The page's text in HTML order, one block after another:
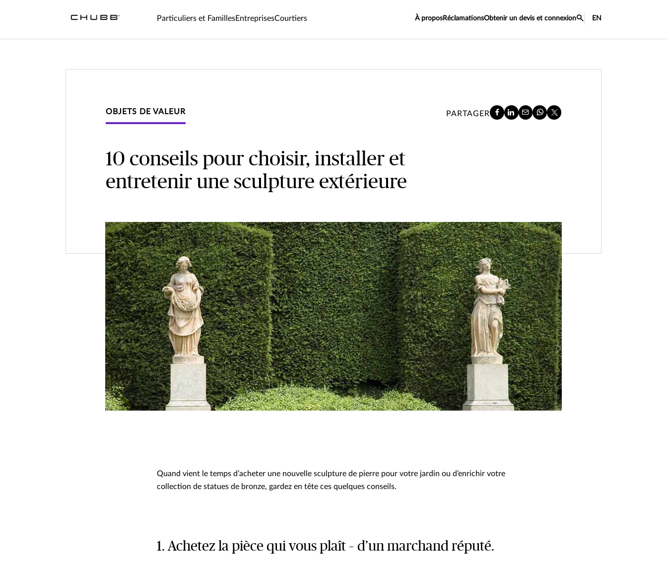
Particuliers et FamillesEntreprisesCourtiers À propos RéclamationsObtenir un devis et connexion EN
OBJETS DE VALEUR PARTAGER
10 conseils pour choisir, installer et
entretenir une sculpture extérieure
Quand vient le temps d’acheter une nouvelle sculpture de pierre pour votre jardin ou d’enrichir votre
collection de statues de bronze, gardez en tête ces quelques conseils.
1. Achetez la pièce qui vous plaît – d’un marchand réputé.